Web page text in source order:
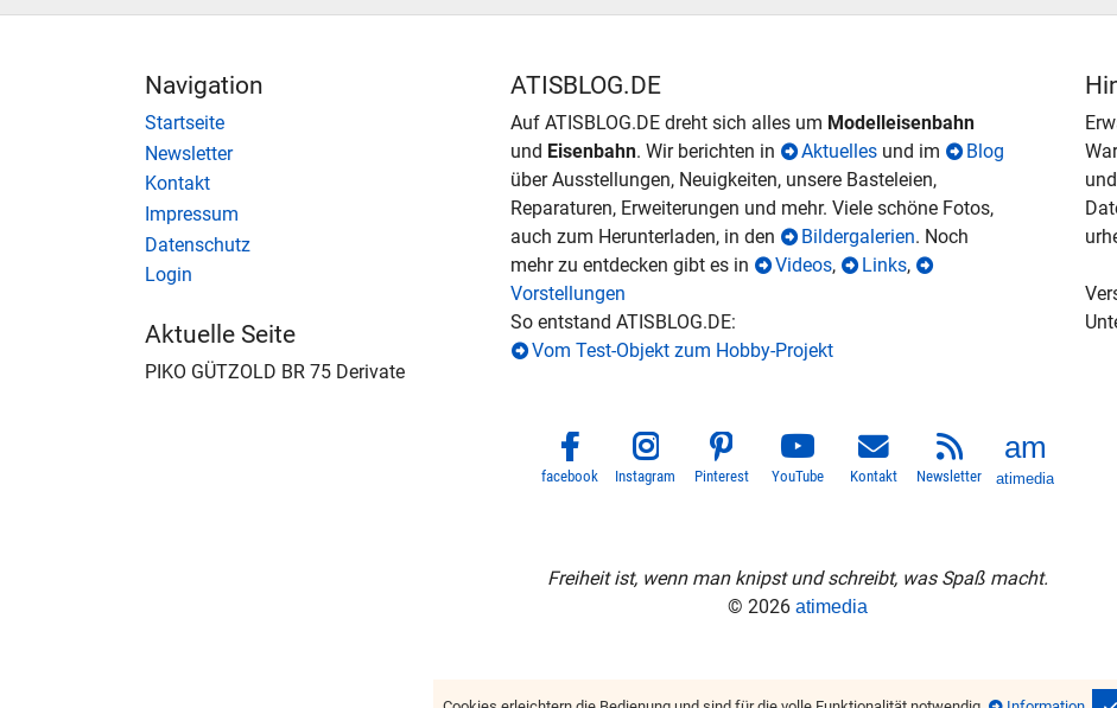
Navigation
Startseite
Newsletter
Kontakt
Impressum
Datenschutz
Login
Aktuelle Seite
PIKO GÜTZOLD BR 75 Derivate
ATISBLOG.DE
Auf ATISBLOG.DE dreht sich alles um Modelleisenbahn
und Eisenbahn. Wir berichten in Aktuelles und im
Blog
über Ausstellungen, Neuigkeiten, unsere Basteleien,
Reparaturen, Erweiterungen und mehr. Viele schöne Fotos,
auch zum Herunterladen, in den
Bildergalerien. Noch
mehr zu entdecken gibt es in
Videos, Links,
Vorstellungen
So entstand ATISBLOG.DE:
Vom Test-Objekt zum Hobby-Projekt
facebook Instagram Pinterest YouTube Kontakt Newsletter atimedia
Freiheit ist, wenn man knipst und schreibt, was Spaß macht.
© 2026 atimedia